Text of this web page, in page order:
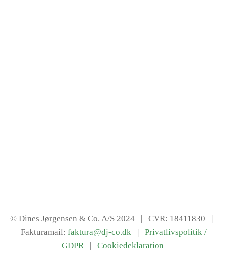
© Dines Jørgensen & Co. A/S 2024 | CVR: 18411830 |
Fakturamail: faktura@dj-co.dk| Privatlivspolitik /
GDPR
| Cookiedeklaration